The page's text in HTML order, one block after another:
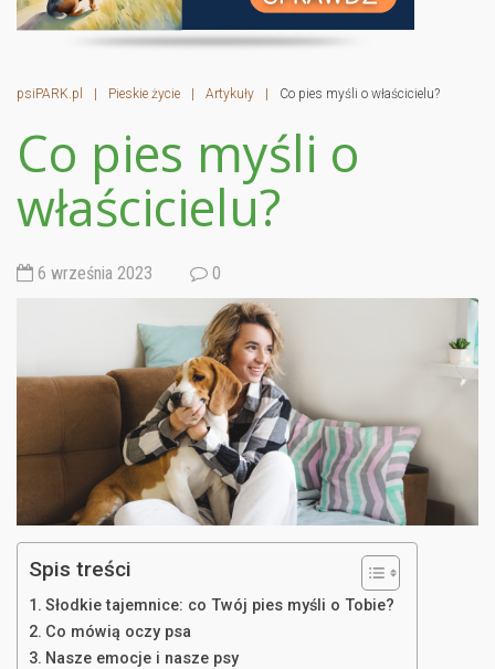
psiPARK.pl | Pieskie życie | Artykuły | Co pies myśli o właścicielu?
Co pies myśli o
właścicielu?
6 września 2023 0
Spis treści
Słodkie tajemnice: co Twój pies myśli o Tobie?
Co mówią oczy psa
Nasze emocje i nasze psy